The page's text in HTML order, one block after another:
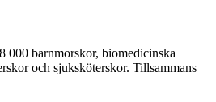
000 barnmorskor, biomedicinska
och sjuksköterskor. Tillsammans